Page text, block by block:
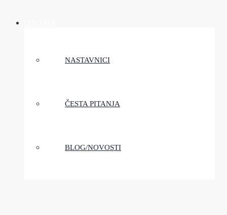
NASTAVNICI
ČESTA PITANJA
BLOG/NOVOSTI